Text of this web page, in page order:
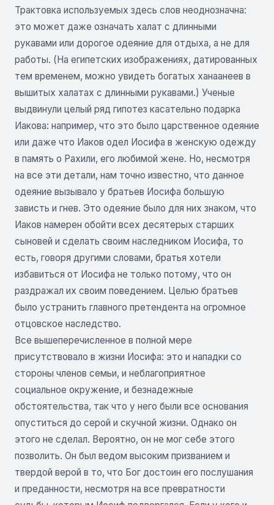
Трактовка используемых здесь слов неоднозначна:
это может даже означать халат с длинными
рукавами или дорогое одеяние для отдыха, а не для
работы. (На египетских изображениях, датированных
тем временем, можно увидеть богатых ханаанеев в
вышитых халатах с длинными рукавами.) Ученые
выдвинули целый ряд гипотез касательно подарка
Иакова: например, что это было царственное одеяние
или даже что Иаков одел Иосифа в женскую одежду
в память о Рахили, его любимой жене. Но, несмотря
на все эти детали, нам точно известно, что данное
одеяние вызывало у братьев Иосифа большую
зависть и гнев. Это одеяние было для них знаком, что
Иаков намерен обойти всех десятерых старших
сыновей и сделать своим наследником Иосифа, то
есть, говоря другими словами, братья хотели
избавиться от Иосифа не только потому, что он
раздражал их своим поведением. Целью братьев
было устранить главного претендента на огромное
отцовское наследство.
Все вышеперечисленное в полной мере
присутствовало в жизни Иосифа: это и нападки со
стороны членов семьи, и неблагоприятное
социальное окружение, и безнадежные
обстоятельства, так что у него были все основания
опуститься до серой и скучной жизни. Однако он
этого не сделал. Вероятно, он не мог себе этого
позволить. Он был ведом высоким призванием и
твердой верой в то, что Бог достоин его послушания
и преданности, несмотря на все превратности